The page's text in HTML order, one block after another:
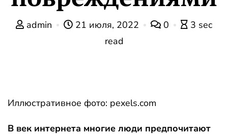
admin 21 июля, 2022 0
3 sec
read
Иллюстративное фото: pexels.com
В век интернета многие люди предпочитают